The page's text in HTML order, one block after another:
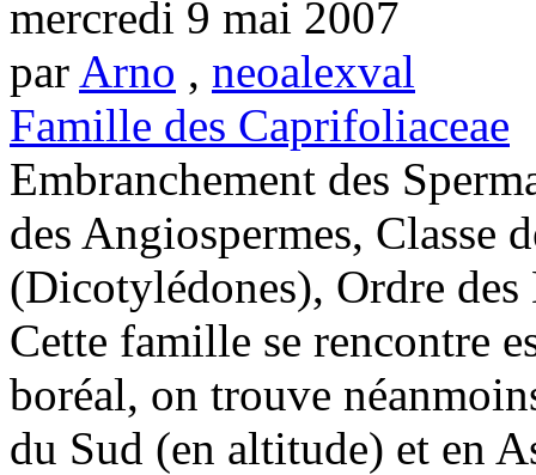
mercredi 9 mai 2007
par Arno , neoalexval
Famille des Caprifoliaceae
Embranchement des
des Angiospermes, Classe
(Dicotylédones), Ordre des
Cette famille se rencontre
boréal, on trouve
du Sud (en altitude) et en